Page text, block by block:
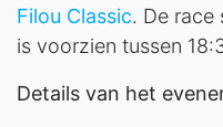
Filou Classic. De race
is voorzien tussen
Details van het